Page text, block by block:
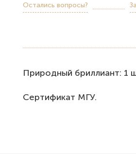
Остались вопросы?
Природный бриллиант: 1
Сертификат МГУ.